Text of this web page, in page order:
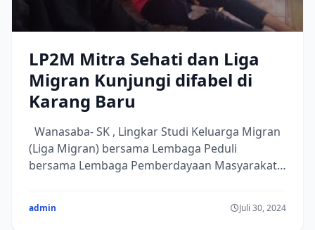
LP2M Mitra Sehati dan Liga
Migran Kunjungi difabel di
Karang Baru
Wanasaba- SK , Lingkar Studi Keluarga Migran
(Liga Migran) bersama Lembaga Peduli
bersama Lembaga Pemberdayaan Masyarakat
admin Juli 30, 2024